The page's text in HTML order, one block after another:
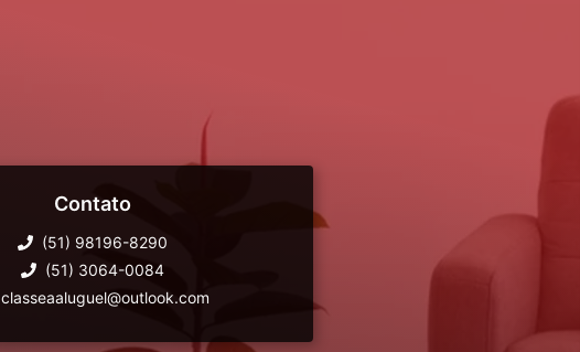
Contato
(51) 98196-8290
(51) 3064-0084
classeaaluguel@outlook.com